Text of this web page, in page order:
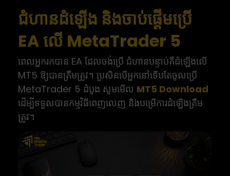
ជំហានដំឡើង និងចាប់ផ្តើមប្រើ
EA លើ MetaTrader 5
ពេលអ្នករកបាន EA ដែលចង់ប្រើ ជំហានបន្ទាប់គឺដំឡើងលើ
MT5 ឱ្យបានត្រឹមត្រូវ។ ប្រសិនបើអ្នកនៅទើបតែចូលប្រើ
MetaTrader 5 ដំបូង សូមមើល MT5 Download
ដើម្បីទទួលបានកម្មវិធីពេញលេញ និងបម្រើការដំឡើងត្រឹម
ត្រូវ។